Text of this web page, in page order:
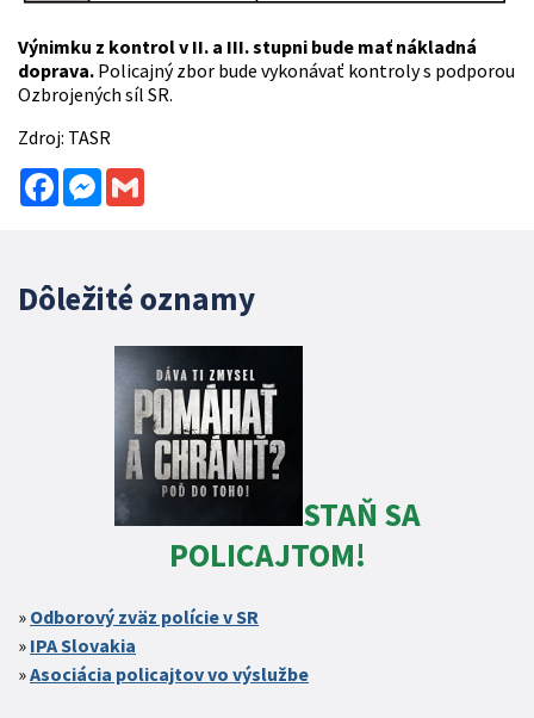
Výnimku z kontrol v II. a III. stupni bude mať nákladná
doprava. Policajný zbor bude vykonávať kontroly s podporou
Ozbrojených síl SR.
Zdroj: TASR
FacebookMessenger
Dôležité oznamy
STAŇ SA
POLICAJTOM!
Odborový zväz polície v SR
IPA Slovakia
Asociácia policajtov vo výslužbe